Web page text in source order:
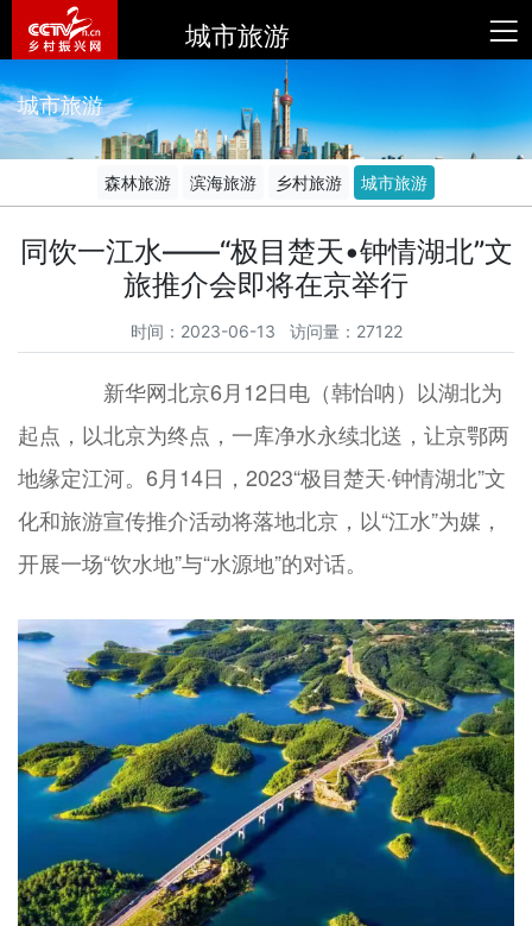
城市旅游
城市旅游
森林旅游 滨海旅游 乡村旅游 城市旅游
同饮一江水——“极目楚天•钟情湖北”文
旅推介会即将在京举行
时间：2023-06-13 访问量：27122
新华网北京6月12日电（韩怡呐）以湖北为
起点，以北京为终点，一库净水永续北送，让京鄂两
地缘定江河。6月14日，2023“极目楚天·钟情湖北”文
化和旅游宣传推介活动将落地北京，以“江水”为媒，
开展一场“饮水地”与“水源地”的对话。